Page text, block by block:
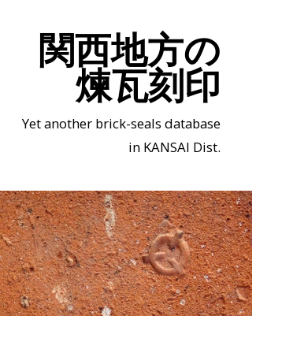
関西地方の
煉瓦刻印
Yet another brick-seals database
in KANSAI Dist.